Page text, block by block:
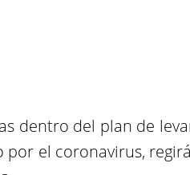
dentro del plan de
el coronavirus,